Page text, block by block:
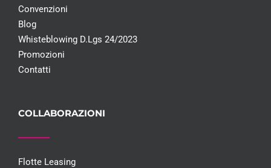
Convenzioni
Blog
Whisteblowing D.Lgs 24/2023
Promozioni
Contatti
COLLABORAZIONI
Flotte Leasing